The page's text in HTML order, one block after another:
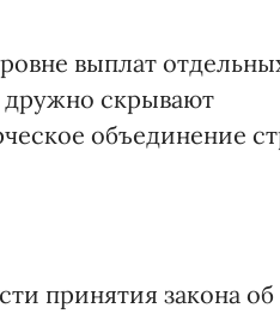
выплат
дружно скрывают
объединение
принятия закона об